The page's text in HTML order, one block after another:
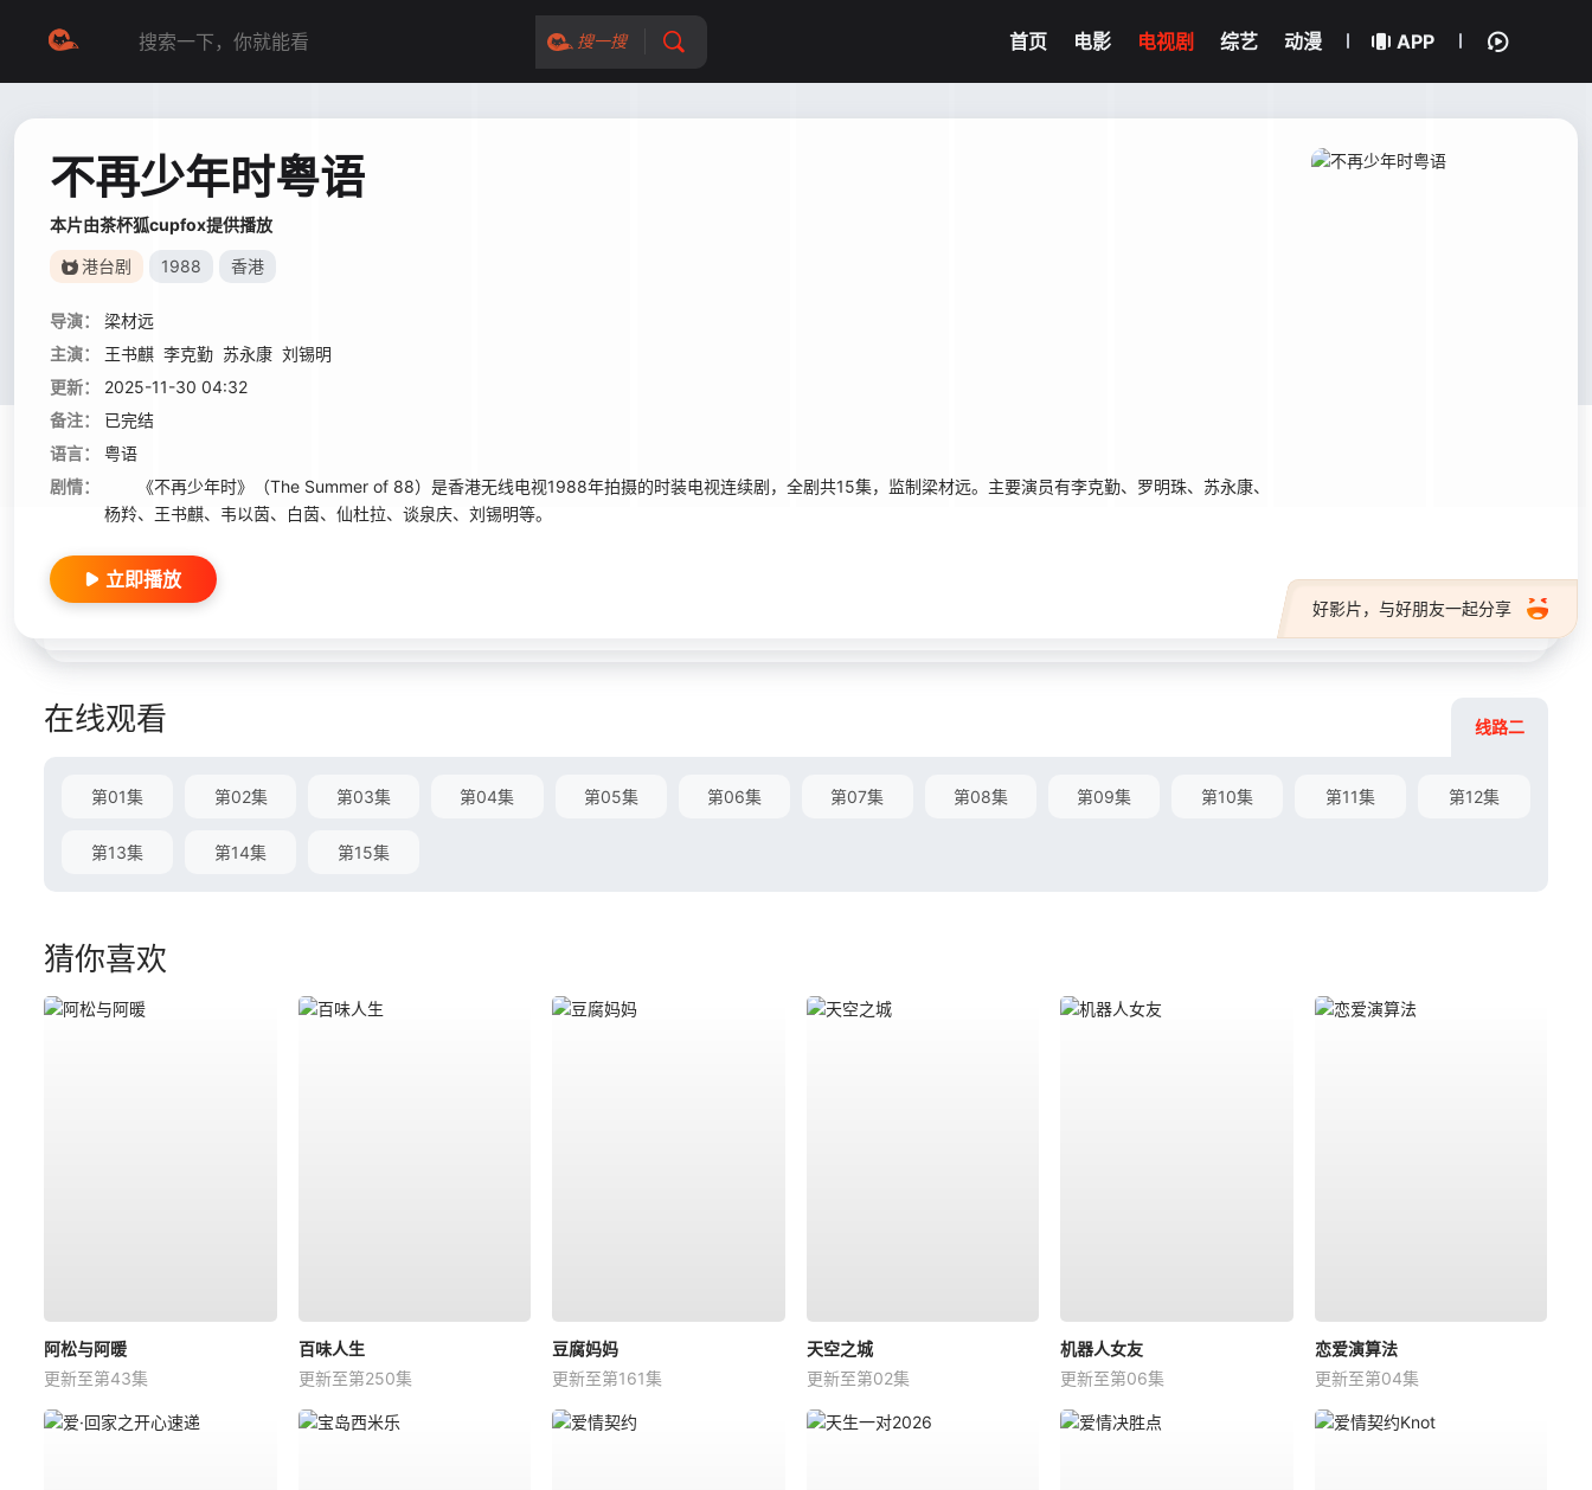
搜一搜 首页 电影 电视剧 综艺 动漫 APP
不再少年时粤语
本片由茶杯狐cupfox提供播放
港台剧 1988 香港
导演：
梁材远
主演：
王书麒 李克勤 苏永康 刘锡明
更新：
2025-11-30 04:32
备注：
已完结
语言：
粤语
剧情：
《不再少年时》（The Summer of 88）是香港无线电视1988年拍摄的时装电视连续剧，全剧共15集，监制梁材远。主要演员有李克勤、罗明珠、苏永康、
杨羚、王书麒、韦以茵、白茵、仙杜拉、谈泉庆、刘锡明等。
好影片，与好朋友一起分享
立即播放
在线观看 线路二
第01集 第02集 第03集 第04集 第05集 第06集 第07集 第08集 第09集 第10集 第11集 第12集
第13集 第14集 第15集
猜你喜欢
阿松与阿暖
更新至第43集
百味人生
更新至第250集
豆腐妈妈
更新至第161集
天空之城
更新至第02集
机器人女友
更新至第06集
恋爱演算法
更新至第04集